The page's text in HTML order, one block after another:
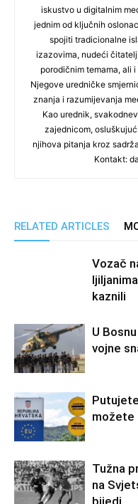
iskustvo u digitalnim
jednim od ključnih
spojiti tradicionalne
izazovima, nudeći
porodičnim temama, ali
Njegove uredničke
znanja i razumijevanja
Kao urednik,
zajednicom,
njihova pitanja kroz
Kontakt:
RELATED ARTICLES
Vozač
kaznili
U
vojne
možete
Tužna
na